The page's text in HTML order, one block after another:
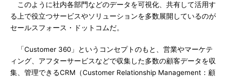
このように社内各部門などのデータを可視化、共有して活用す
る上で役立つサービスやソリューションを多数展開しているのが
セールスフォース・ドットコムだ。
「Customer 360」というコンセプトのもと、営業やマーケテ
ィング、アフターサービスなどで収集した多数の顧客データを収
集、管理できるCRM（Customer Relationship Management：顧